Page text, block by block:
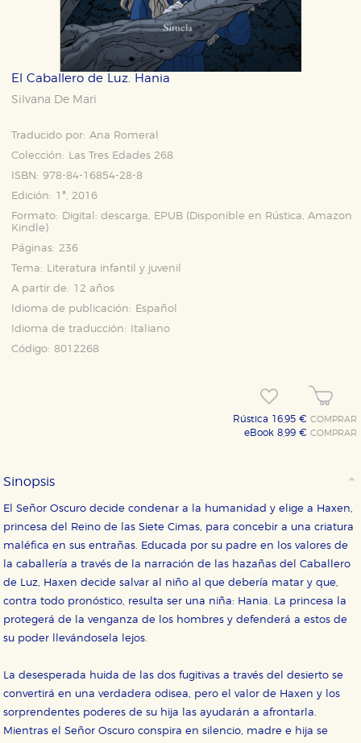
El Caballero de Luz. Hania
Silvana De Mari
Traducido por: Ana Romeral
Colección:
Las Tres Edades 268
ISBN: 978-84-16854-28-8
Edición: 1ª, 2016
Formato:
Digital: descarga, EPUB (Disponible en Rústica,Amazon
Kindle )
Páginas: 236
Tema:
Literatura infantil y juvenil
A partir de: 12 años
Idioma de publicación:
Español
Idioma de traducción:
Italiano
Código: 8012268
Rústica 16,95 €COMPRAR
eBook 8,99 €COMPRAR
Sinopsis
El Señor Oscuro decide condenar a la humanidad y elige a Haxen,
princesa del Reino de las Siete Cimas, para concebir a una criatura
maléfica en sus entrañas. Educada por su padre en los valores de
la caballería a través de la narración de las hazañas del Caballero
de Luz, Haxen decide salvar al niño al que debería matar y que,
contra todo pronóstico, resulta ser una niña: Hania. La princesa la
protegerá de la venganza de los hombres y defenderá a estos de
su poder llevándosela lejos.
La desesperada huida de las dos fugitivas a través del desierto se
convertirá en una verdadera odisea, pero el valor de Haxen y los
sorprendentes poderes de su hija las ayudarán a afrontarla.
Mientras el Señor Oscuro conspira en silencio, madre e hija se
Cookies necesarias
web funcione y no es posible deshabilitarlas desde
nuestro sistema. Es posible hacerlo desde el
áreas de nuestra web dejen de funcionar
correctamente.
Estas cookies se utilizan para mejorar su experiencia
de navegación y optimizar el funcionamiento de
nuestro sitio web. Almacenan configuraciones de
servicios para que no tenga que reconfigurarlos cada
vez que nos visita. La información es agregada y, por lo
tanto, es anónima.